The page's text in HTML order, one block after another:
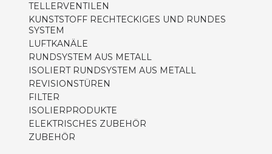
TELLERVENTILEN
KUNSTSTOFF RECHTECKIGES UND RUNDES
SYSTEM
LUFTKANÄLE
RUNDSYSTEM AUS METALL
ISOLIERT RUNDSYSTEM AUS METALL
REVISIONSTÜREN
FILTER
ISOLIERPRODUKTE
ELEKTRISCHES ZUBEHÖR
ZUBEHÖR